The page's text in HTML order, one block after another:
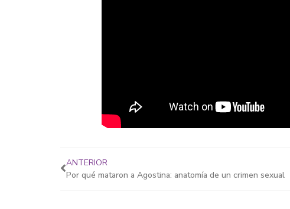
ANTERIOR
Por qué mataron a Agostina: anatomía de un crimen sexual